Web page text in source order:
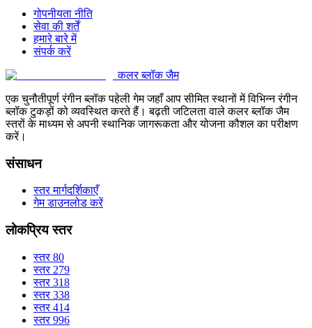
गोपनीयता नीति
सेवा की शर्तें
हमारे बारे में
संपर्क करें
कलर ब्लॉक जैम
एक चुनौतीपूर्ण रंगीन ब्लॉक पहेली गेम जहाँ आप सीमित स्थानों में विभिन्न रंगीन
ब्लॉक टुकड़ों को व्यवस्थित करते हैं। बढ़ती जटिलता वाले कलर ब्लॉक जैम
स्तरों के माध्यम से अपनी स्थानिक जागरूकता और योजना कौशल का परीक्षण
करें।
संसाधन
स्तर मार्गदर्शिकाएँ
गेम डाउनलोड करें
लोकप्रिय स्तर
स्तर 80
स्तर 279
स्तर 318
स्तर 338
स्तर 414
स्तर 996